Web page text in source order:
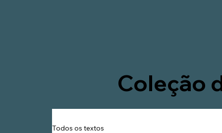
Coleção
Todos os textos